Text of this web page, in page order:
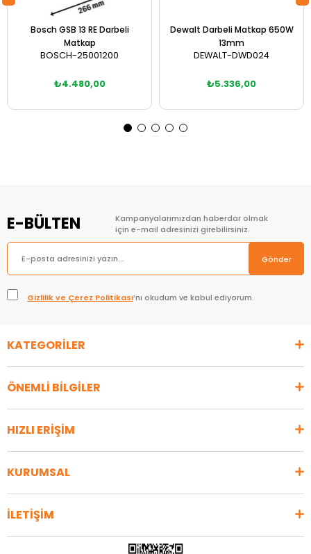
Bosch GSB 13 RE Darbeli
Matkap
BOSCH-25001200
₺4.480,00
Dewalt Darbeli Matkap 650W
13mm
DEWALT-DWD024
₺5.336,00
E-BÜLTEN
Kampanyalarımızdan haberdar olmak
için e-mail adresinizi girebilirsiniz.
Gönder
Gizlilik ve Çerez Politikası’nı okudum ve kabul ediyorum.
KATEGORİLER
ÖNEMLİ BİLGİLER
HIZLI ERİŞİM
KURUMSAL
İLETİŞİM